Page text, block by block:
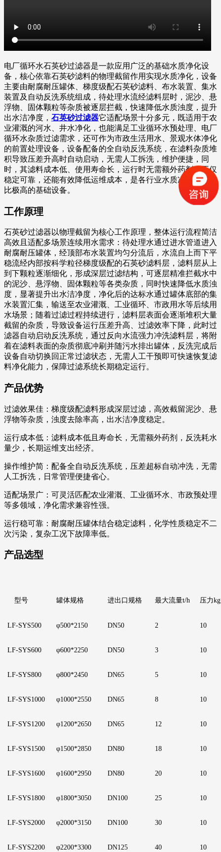
电厂循环水石英砂过滤器是一款应用广泛的基础水质净化设
备，核心依靠石英砂滤料的物理截留作用实现水质净化，设备
主要由耐腐耐压罐体、梯度级配石英砂滤料、布水装置、集水
装置及自动反洗系统组成，待处理水流经滤料层时，泥沙、悬
浮物、固体颗粒等杂质被逐层拦截，快速降低水质浊度，提升
出水洁净度， 石英砂过滤器它适配场景十分多元，既适用于农
业灌溉的河水、井水净化，也能满足工业循环水预处理、电厂
循环水杂质过滤需求，还可作为市政生活用水、景观水体净化
的前置处理设备，设备配备的全自动反洗系统，在滤料杂质堆
积导致压差升高时自动启动，无需人工拆洗，维护便捷，同
时，其滤料成本低、使用寿命长，运行时无需额外药剂，不仅
稳定可靠，还能有效降低运维成本，是各行业水质净化中性价
比极高的基础设备。
工作原理
石英砂过滤器以物理截留为核心工作原理，整体运行流程简洁
高效且适配多场景连续用水需求：待处理水通过进水管道进入
耐腐耐压罐体，经顶部布水装置均匀分流后，水流自上而下平
稳流经内部按科学粒径梯度级配的石英砂滤料层，滤料层从上
到下颗粒逐渐细化，形成深层过滤结构，可逐层精准拦截水中
的泥沙、悬浮物、固体颗粒等各类杂质，同时快速降低水质浊
度，显著提升出水洁净度，净化后的达标水通过罐体底部的集
水装置汇集，输送至农业灌溉、工业循环、市政用水等后续用
水场景；随着过滤过程持续进行，滤料层表面会逐渐堆积大量
截留的杂质，导致设备运行压差升高、过滤效率下降，此时过
滤器自动启动反洗系统，通过反向水流强力冲洗滤料层，将附
着在滤料表面的杂质彻底冲刷并随污水排出罐体，反洗完成后
设备自动切换回正常过滤状态，无需人工干预即可快速恢复滤
料净化能力，保障过滤系统长期稳定运行。
产品优势
过滤效果佳：梯度级配滤料形成深层过滤，高效截留泥沙、悬
浮物等杂质，浊度去除率高，出水洁净度稳定。
运行成本低：滤料成本低且寿命长，无需额外药剂，反洗耗水
量少，长期运维支出经济。
操作维护简：配备全自动反洗系统，压差超标自动冲洗，无需
人工拆洗，日常管理便捷省心。
适配场景广：可灵活匹配农业灌溉、工业循环水、市政预处理
等多领域，净化需求兼容性强。
运行稳可靠：耐腐耐压罐体结合稳定滤料，化学性质稳定不二
次污染，复杂工况下故障率低。
产品选型
型号 罐体规格 进出口规格 最大流量t/h 压力kg
LF-SYS500 φ500*2150 DN50 2 10
LF-SYS600 φ600*2250 DN50 3 10
LF-SYS800 φ800*2450 DN65 5 10
LF-SYS1000 φ1000*2550 DN65 8 10
LF-SYS1200 φ1200*2650 DN65 12 10
LF-SYS1500 φ1500*2850 DN80 18 10
LF-SYS1600 φ1600*2950 DN80 20 10
LF-SYS1800 φ1800*3050 DN100 25 10
LF-SYS2000 φ2000*3150 DN100 30 10
LF-SYS2200 φ2200*3300 DN125 40 10